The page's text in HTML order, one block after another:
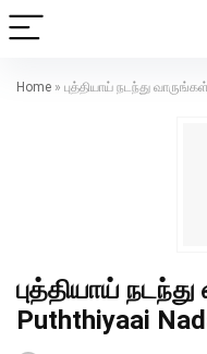
Home » புத்தியாய் நடந்து
புத்தியாய்
Puththiyaai